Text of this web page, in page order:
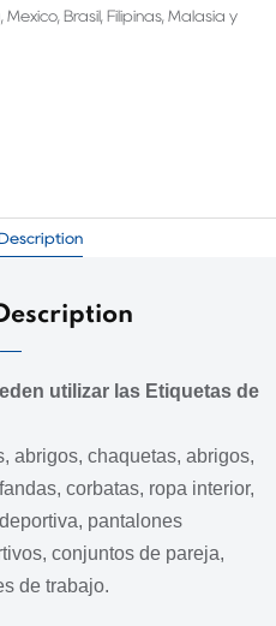
Brasil, Filipinas, Malasia y
utilizar las Etiquetas de
abrigos, chaquetas, abrigos,
corbatas, ropa interior,
pantalones
conjuntos de pareja,
de trabajo.